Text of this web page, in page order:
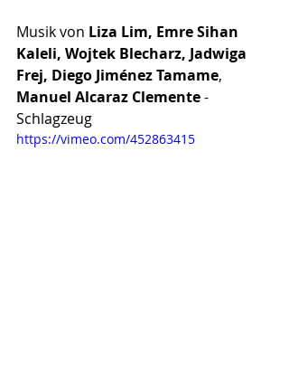
Musik von Liza Lim, Emre Sihan
Kaleli, Wojtek Blecharz, Jadwiga
Frej, Diego Jiménez Tamame,
Manuel Alcaraz Clemente -
Schlagzeug
https://vimeo.com/452863415